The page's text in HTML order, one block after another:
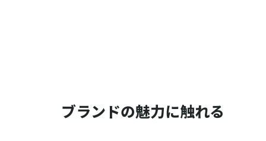
ブランドの魅力に触れる